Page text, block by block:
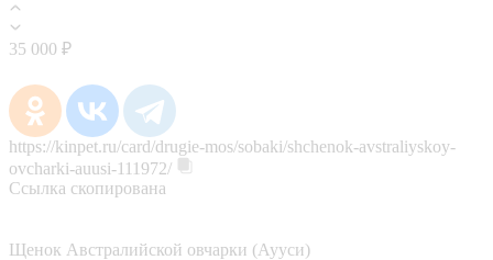
35 000 ₽
https://kinpet.ru/card/drugie-mos/sobaki/shchenok-avstraliyskoy-
ovcharki-auusi-111972/
Ссылка скопирована
Щенок Австралийской овчарки (Аууси)